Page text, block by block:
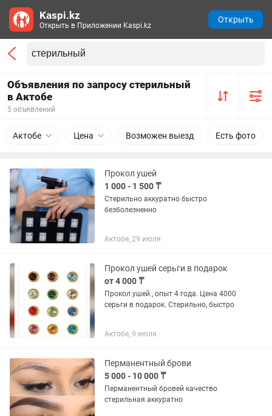
Объявления по запросу стерильный
в Актобе
5 объявлений
Актобе Цена Возможен выезд Есть фото
Прокол ушей
1 000 - 1 500 ₸
Стерильно аккуратно быстро
безболезненно
Актобе, 29 июля
Прокол ушей серьги в подарок
от 4 000 ₸
Прокол ушей , опыт 4 года. Цена 4000
серьги в подарок. Стерильно, быстро
Актобе, 9 июля
Перманентный брови
5 000 - 10 000 ₸
Перманентный бровей качество
стерильная аккуратно
Kaspi.kz
Открыть в Приложении Kaspi.kz
Открыть